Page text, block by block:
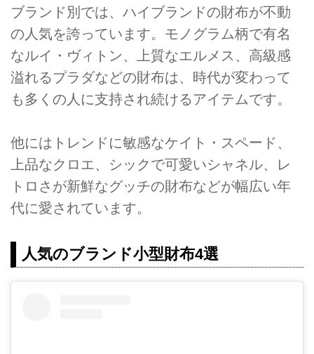
ブランド別では、ハイブランドの財布が不動
の人気を誇っています。モノグラム柄で有名
なルイ・ヴィトン、上質なエルメス、高級感
溢れるプラダなどの財布は、時代が変わって
も多くの人に支持され続けるアイテムです。
他にはトレンドに敏感なケイト・スペード、
上品なクロエ、シックで可愛いシャネル、レ
トロさが新鮮なグッチの財布などが幅広い年
代に愛されています。
人気のブランド小型財布4選